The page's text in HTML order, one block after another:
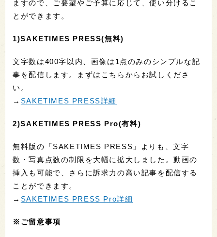
ますので、ご要望やご予算に応じて、使い分けるこ
とができます。
1)SAKETIMES PRESS(無料)
文字数は400字以内、画像は1点のみのシンプルな記
事を配信します。まずはこちらからお試しくださ
い。
→ SAKETIMES PRESS詳細
2)SAKETIMES PRESS Pro(有料)
無料版の「SAKETIMES PRESS」よりも、文字
数・写真点数の制限を大幅に拡大しました。動画の
挿入も可能で、さらに訴求力の高い記事を配信する
ことができます。
→ SAKETIMES PRESS Pro詳細
※ご留意事項